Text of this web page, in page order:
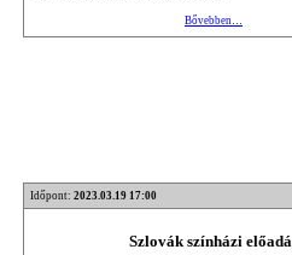
Bővebben…
Időpont: 2023.03.19 17:00
Szlovák színházi